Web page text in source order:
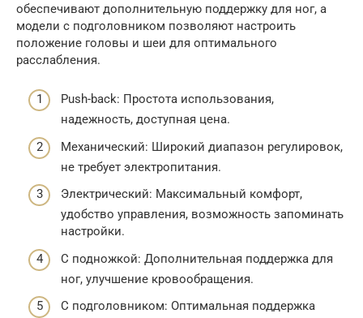
обеспечивают дополнительную поддержку для ног, а
модели с подголовником позволяют настроить
положение головы и шеи для оптимального
расслабления.
Push-back: Простота использования,
надежность, доступная цена.
Механический: Широкий диапазон регулировок,
не требует электропитания.
Электрический: Максимальный комфорт,
удобство управления, возможность запоминать
настройки.
С подножкой: Дополнительная поддержка для
ног, улучшение кровообращения.
С подголовником: Оптимальная поддержка